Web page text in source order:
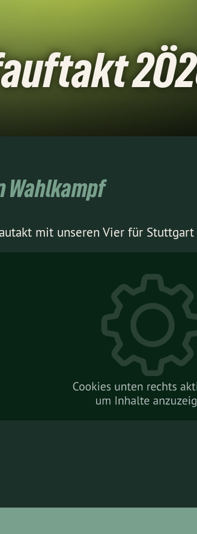
Wahlkampf
mit unseren Vier für